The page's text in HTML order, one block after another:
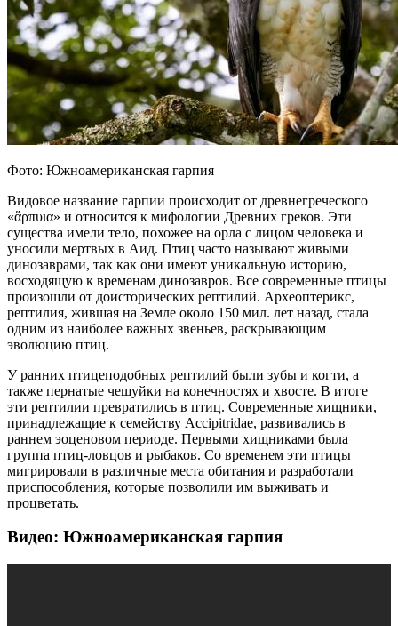
Фото: Южноамериканская гарпия
Видовое название гарпии происходит от древнегреческого
«ἅρπυια» и относится к мифологии Древних греков. Эти
существа имели тело, похожее на орла с лицом человека и
уносили мертвых в Аид. Птиц часто называют живыми
динозаврами, так как они имеют уникальную историю,
восходящую к временам динозавров. Все современные птицы
произошли от доисторических рептилий. Археоптерикс,
рептилия, жившая на Земле около 150 мил. лет назад, стала
одним из наиболее важных звеньев, раскрывающим
эволюцию птиц.
У ранних птицеподобных рептилий были зубы и когти, а
также пернатые чешуйки на конечностях и хвосте. В итоге
эти рептилии превратились в птиц. Современные хищники,
принадлежащие к семейству Accipitridae, развивались в
раннем эоценовом периоде. Первыми хищниками была
группа птиц-ловцов и рыбаков. Со временем эти птицы
мигрировали в различные места обитания и разработали
приспособления, которые позволили им выживать и
процветать.
Видео: Южноамериканская гарпия